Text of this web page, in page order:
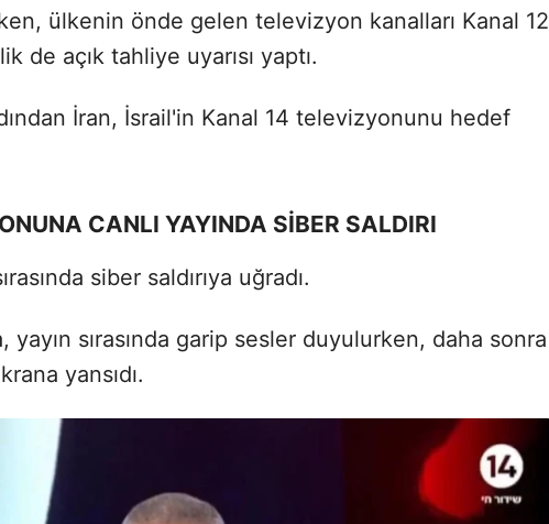
ülkenin önde gelen televizyon kanalları Kanal 12
de açık tahliye uyarısı yaptı.
İran, İsrail'in Kanal 14 televizyonunu hedef
CANLI YAYINDA SİBER SALDIRI
siber saldırıya uğradı.
yayın sırasında garip sesler duyulurken, daha sonra
yansıdı.